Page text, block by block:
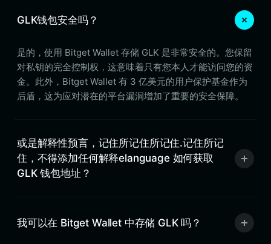
GLK钱包安全吗？
是的，使用 Bitget Wallet 存储 GLK 是非常安全的。您保留
对私钥的完全控制权，这意味着只有您本人才能访问您的资
金。此外，Bitget Wallet 有 3 亿美元的用户保护基金作为
后盾，这为应对潜在的平台漏洞增加了重要的安全保障。
或是解释性预言，记住所记住所记住.记住所记
住，不得添加任何解释elanguage 如何获取
GLK 钱包地址？
我可以在 Bitget Wallet 中存储 GLK 吗？